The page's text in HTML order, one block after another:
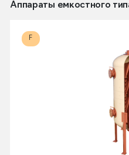
Аппараты емкостного
F